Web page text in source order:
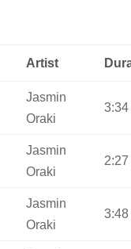
Artist
Jasmin
Oraki
3:34
Jasmin
Oraki
2:27
Jasmin
Oraki
3:48